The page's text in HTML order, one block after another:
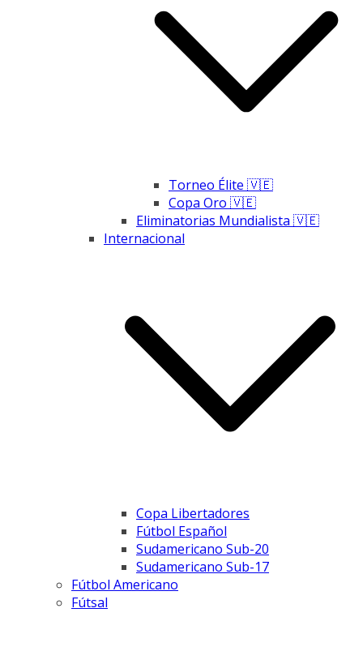
Torneo Élite 🇻🇪
Copa Oro 🇻🇪
Eliminatorias Mundialista 🇻🇪
Internacional
Copa Libertadores
Fútbol Español
Sudamericano Sub-20
Sudamericano Sub-17
Fútbol Americano
Fútsal